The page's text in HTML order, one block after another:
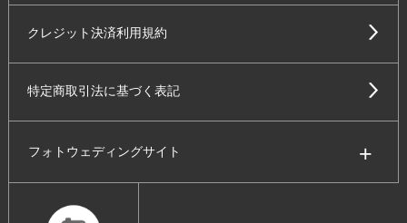
クレジット決済利用規約
特定商取引法に基づく表記
フォトウェディングサイト